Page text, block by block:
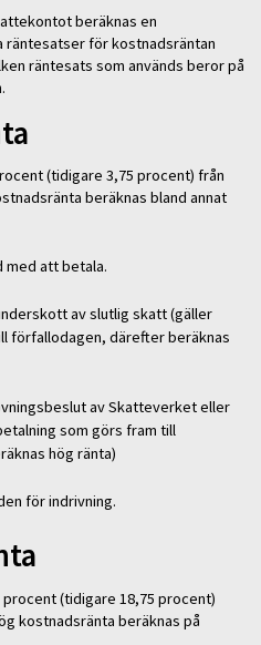
beräknas en
räntesatser för kostnadsräntan
räntesats som används beror på
(tidigare 3,75 procent) från
beräknas bland annat
att betala.
av slutlig skatt (gäller
förfallodagen, därefter beräknas
av Skatteverket eller
som görs fram till
hög ränta)
för indrivning.
(tidigare 18,75 procent)
kostnadsränta beräknas på